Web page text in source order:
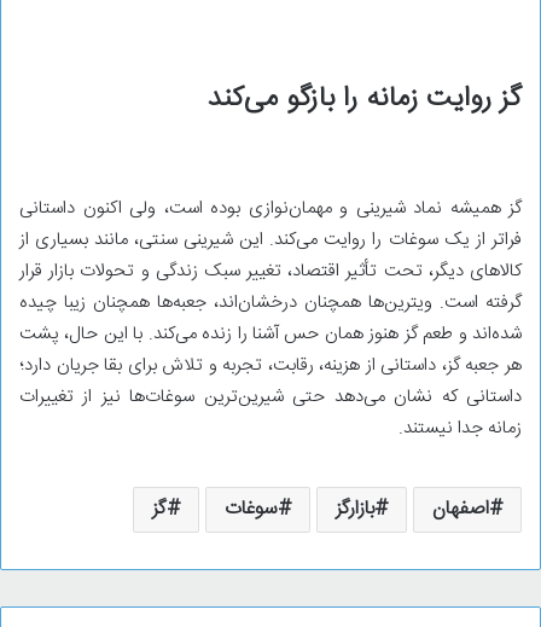
گز روایت زمانه را بازگو می‌کند
گز همیشه نماد شیرینی و مهمان‌نوازی بوده است، ولی اکنون داستانی
فراتر از یک سوغات را روایت می‌کند. این شیرینی سنتی، مانند بسیاری از
کالاهای دیگر، تحت تأثیر اقتصاد، تغییر سبک زندگی و تحولات بازار قرار
گرفته است. ویترین‌ها همچنان درخشان‌اند، جعبه‌ها همچنان زیبا چیده
شده‌اند و طعم گز هنوز همان حس آشنا را زنده می‌کند. با این حال، پشت
هر جعبه گز، داستانی از هزینه، رقابت، تجربه و تلاش برای بقا جریان دارد؛
داستانی که نشان می‌دهد حتی شیرین‌ترین سوغات‌ها نیز از تغییرات
زمانه جدا نیستند.
اصفهان بازارگز سوغات گز